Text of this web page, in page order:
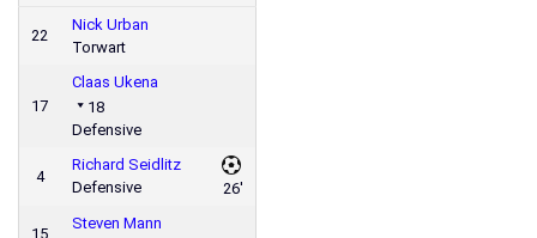
22
Nick Urban
Torwart
17
Claas Ukena
18
Defensive
4
Richard Seidlitz
Defensive
26'
15
Steven Mann